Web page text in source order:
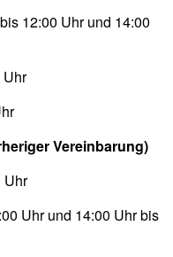
12:00 Uhr und 14:00
Uhr
Vereinbarung)
Uhr
Uhr und 14:00 Uhr bis